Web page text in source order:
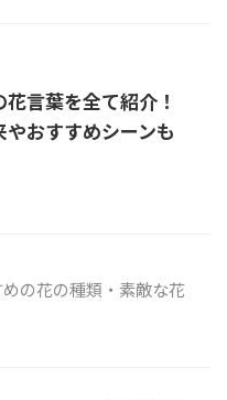
言葉を全て紹介！
おすすめシーンも
の花の種類・素敵な花